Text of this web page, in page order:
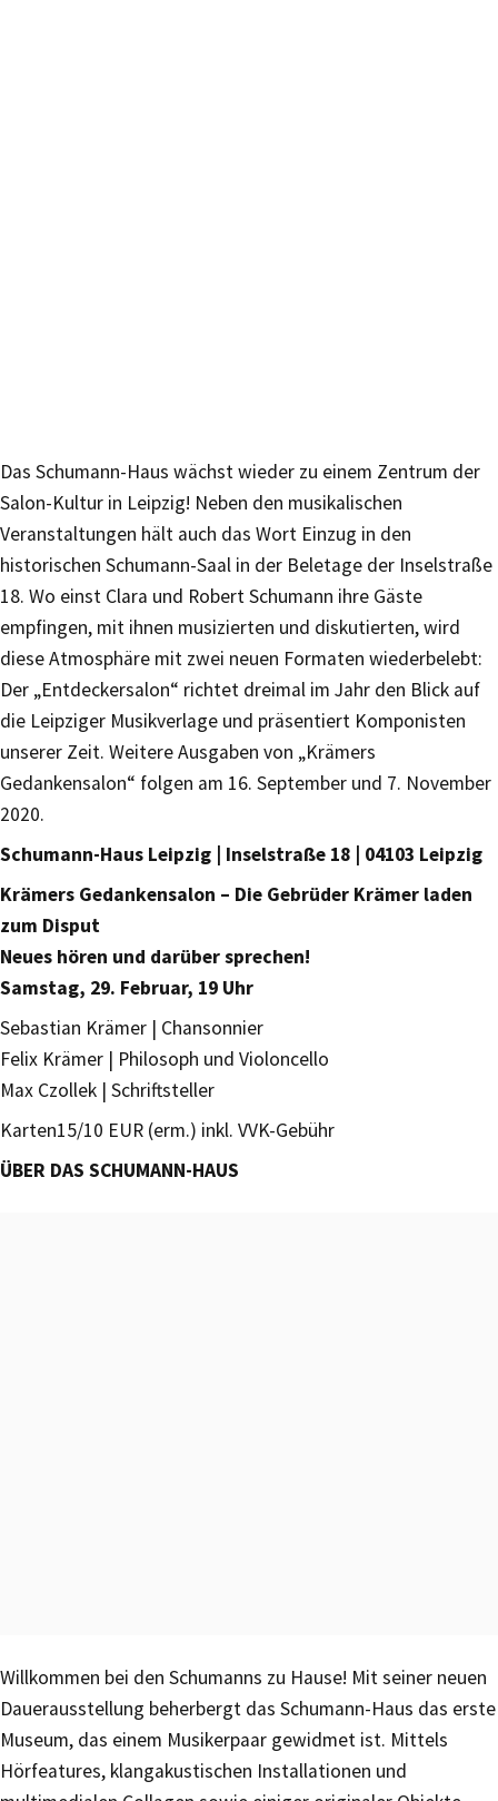
Das Schumann-Haus wächst wieder zu einem Zentrum der
Salon-Kultur in Leipzig! Neben den musikalischen
Veranstaltungen hält auch das Wort Einzug in den
historischen Schumann-Saal in der Beletage der Inselstraße
18. Wo einst Clara und Robert Schumann ihre Gäste
empfingen, mit ihnen musizierten und diskutierten, wird
diese Atmosphäre mit zwei neuen Formaten wiederbelebt:
Der „Entdeckersalon“ richtet dreimal im Jahr den Blick auf
die Leipziger Musikverlage und präsentiert Komponisten
unserer Zeit. Weitere Ausgaben von „Krämers
Gedankensalon“ folgen am 16. September und 7. November
2020.
Schumann-Haus Leipzig | Inselstraße 18 | 04103 Leipzig
Krämers Gedankensalon – Die Gebrüder Krämer laden
zum Disput
Neues hören und darüber sprechen!
Samstag, 29. Februar, 19 Uhr
Sebastian Krämer | Chansonnier
Felix Krämer | Philosoph und Violoncello
Max Czollek | Schriftsteller
Karten15/10 EUR (erm.) inkl. VVK-Gebühr
ÜBER DAS SCHUMANN-HAUS
Willkommen bei den Schumanns zu Hause! Mit seiner neuen
Dauerausstellung beherbergt das Schumann-Haus das erste
Museum, das einem Musikerpaar gewidmet ist. Mittels
Hörfeatures, klangakustischen Installationen und